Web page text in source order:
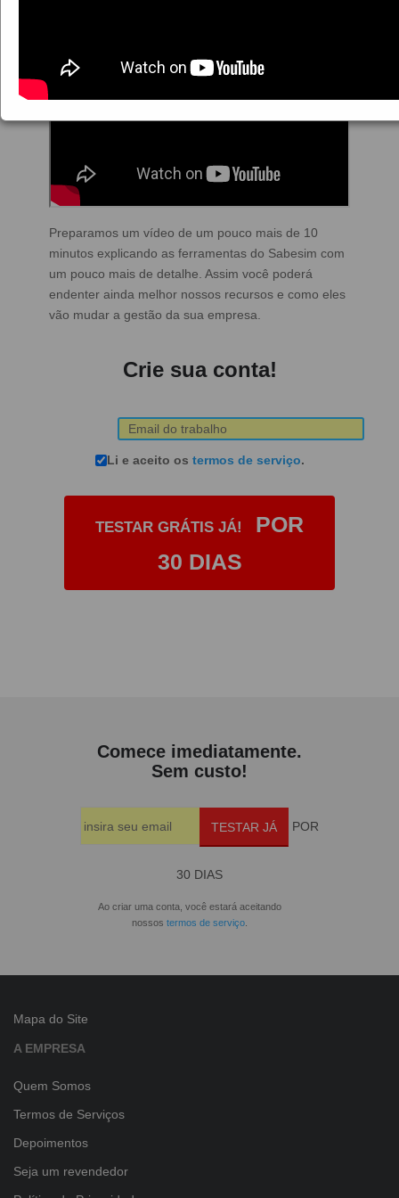
Preparamos um vídeo de um pouco mais de 10
minutos explicando as ferramentas do Sabesim com
um pouco mais de detalhe. Assim você poderá
endenter ainda melhor nossos recursos e como eles
vão mudar a gestão da sua empresa.
Crie sua conta!
Li e aceito os termos de serviço.
TESTAR GRÁTIS JÁ!
POR
30 DIAS
Comece imediatamente.
Sem custo!
TESTAR JÁ POR
30 DIAS
Ao criar uma conta, você estará aceitando
nossos termos de serviço.
Mapa do Site
A EMPRESA
Quem Somos
Termos de Serviços
Depoimentos
Seja um revendedor